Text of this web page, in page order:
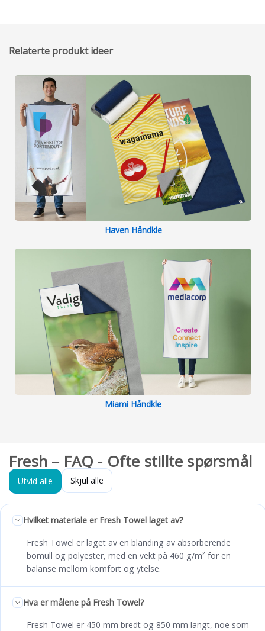
Relaterte produkt ideer
Haven Håndkle
Miami Håndkle
Fresh – FAQ - Ofte stillte spørsmål
Utvid alle Skjul alle
Hvilket materiale er Fresh Towel laget av?
Fresh Towel er laget av en blanding av absorberende
bomull og polyester, med en vekt på 460 g/m² for en
balanse mellom komfort og ytelse.
Hva er målene på Fresh Towel?
Fresh Towel er 450 mm bredt og 850 mm langt, noe som